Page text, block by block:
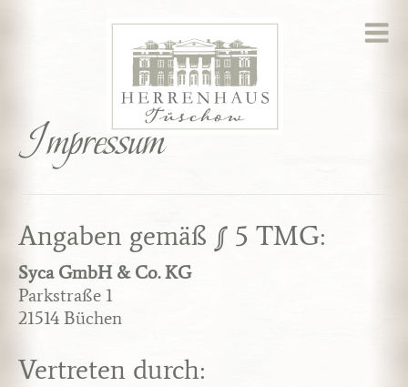
Impressum
Angaben gemäß § 5 TMG:
Syca GmbH & Co. KG
Parkstraße 1
21514 Büchen
Vertreten durch: